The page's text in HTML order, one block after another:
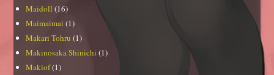
Maidoll (16)
Maimaimai (1)
Makari Tohru (1)
Makinosaka Shinichi (1)
Makiof(1)